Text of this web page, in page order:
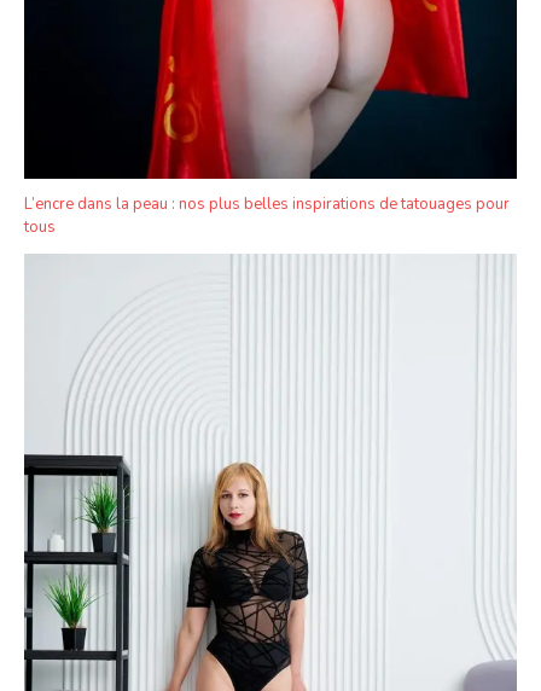
L’encre dans la peau : nos plus belles inspirations de tatouages pour
tous